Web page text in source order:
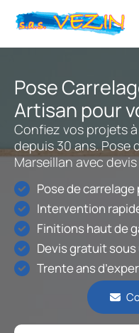
Pose
Artisan pour
Confiez vos projets
depuis 30 ans. Pose
Marseillan avec
Pose de
Intervention
Finitions haut de
Devis gratuit
Trente ans